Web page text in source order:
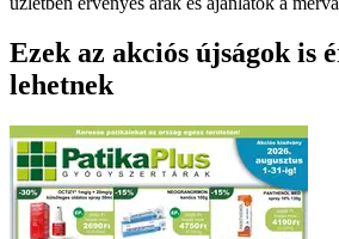
Ezek az akciós újságok is
lehetnek